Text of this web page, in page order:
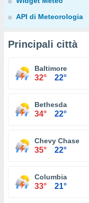
API di Meteorologia
Principali città
Baltimore
32° 22°
Bethesda
34° 22°
Chevy Chase
35° 22°
Columbia
33° 21°